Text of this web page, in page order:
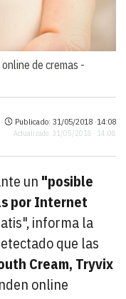
de cremas -
Publicado: 31/05/2018 ·14:08
Actualizado: 31/05/2018 · 14:08
un "posible
por Internet
informa la
que las
Cream, Tryvix
online